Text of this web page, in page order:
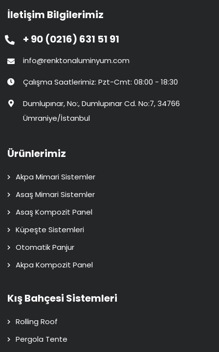
İletişim Bilgilerimiz
+ 90 (0216) 631 51 91
info@renktonaluminyum.com
Çalışma Saatlerimiz: Pzt-Cmt: 08:00 - 18:30
Dumlupınar, No:, Dumlupınar Cd. No:7, 34766
Ümraniye/İstanbul
Ürünlerimiz
Akpa Mimari Sistemler
Asaş Mimari Sistemler
Asaş Kompozit Panel
Küpeşte Sistemleri
Otomatik Panjur
Akpa Kompozit Panel
Kış Bahçesi Sistemleri
Rolling Roof
Pergola Tente